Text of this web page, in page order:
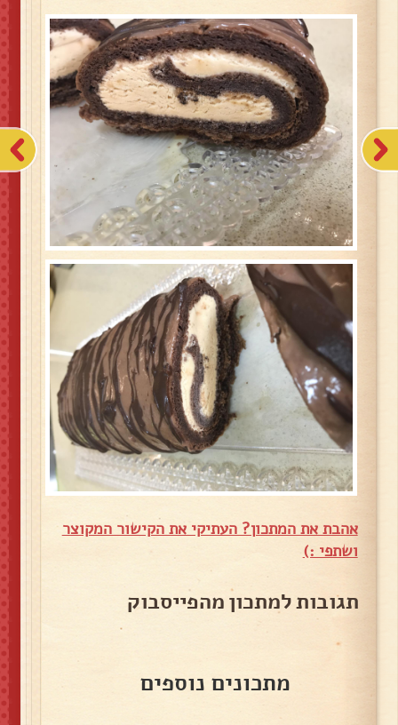
אהבת את המתכון? העתיקי את הקישור המקוצר
ושתפי :)
תגובות למתכון מהפייסבוק
מתכונים נוספים